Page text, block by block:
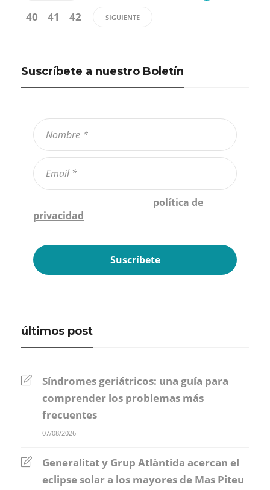
40
41 42 SIGUIENTE
Suscríbete a nuestro Boletín
política de
privacidad
últimos post
Síndromes geriátricos: una guía para
comprender los problemas más
frecuentes
07/08/2026
Generalitat y Grup Atlàntida acercan el
eclipse solar a los mayores de Mas Piteu